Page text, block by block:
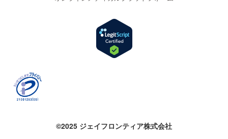
©2025 ジェイフロンティア株式会社